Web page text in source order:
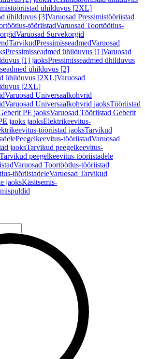
ühilduvus [2XL]
ühilduvus [3]Varuosad Pressimistööriistad
tööriistadVaruosad Toortöötlus-
Varuosad Survekorgid
TarvikudPressimisseadmedVaruosad
Pressimisseadmed ühilduvus [1]Varuosad
[1] jaoksPressimisseadmed ühilduvus
ühilduvus [2]
ühilduvus [2XL]Varuosad
[2XL]
Varuosad Universaalkohvrid
Varuosad Universaalkohvrid jaoksTööriistad
PE jaoksVaruosad Tööriistad Geberit
jaoks jaoksElektrikeevitus-
tööriistad jaoksTarvikud
Peegelkeevitus-tööriistadVaruosad
jaoksTarvikud peegelkeevitus-
peegelkeevitus-tööriistadele
Varuosad Toortöötlus-tööriistad
tööriistadeleVaruosad Tarvikud
jaoksKäsitsemis-